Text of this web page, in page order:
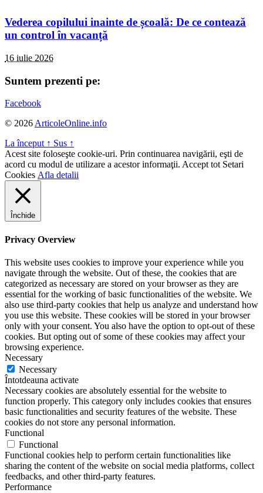
Vederea copilului inainte de școală: De ce contează
un control în vacanță
16 iulie 2026
Suntem prezenti pe:
Facebook
© 2026 ArticoleOnline.info
La început ↑ Sus ↑
Acest site foloseşte cookie-uri. Prin continuarea navigării, eşti de
acord cu modul de utilizare a acestor informaţii. Accept tot Setari
Cookies Afla detalii
Închide
Privacy Overview
This website uses cookies to improve your experience while you
navigate through the website. Out of these, the cookies that are
categorized as necessary are stored on your browser as they are
essential for the working of basic functionalities of the website. We
also use third-party cookies that help us analyze and understand how
you use this website. These cookies will be stored in your browser
only with your consent. You also have the option to opt-out of these
cookies. But opting out of some of these cookies may affect your
browsing experience.
Necessary
Necessary
Întotdeauna activate
Necessary cookies are absolutely essential for the website to
function properly. This category only includes cookies that ensures
basic functionalities and security features of the website. These
cookies do not store any personal information.
Functional
Functional
Functional cookies help to perform certain functionalities like
sharing the content of the website on social media platforms, collect
feedbacks, and other third-party features.
Performance